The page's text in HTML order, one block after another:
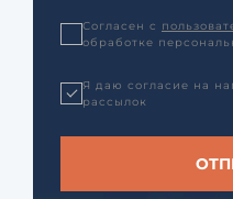
Согласен с
обработке
Я даю согласие на
рассылок